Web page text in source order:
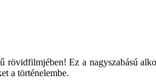
Ez a nagyszabású
a történelembe.